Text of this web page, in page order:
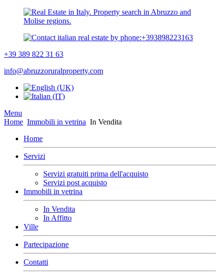
+39 389 822 31 63
info@abruzzoruralproperty.com
Menu
Home Immobili in vetrina In Vendita
Home
Servizi
Servizi gratuiti prima dell'acquisto
Servizi post acquisto
Immobili in vetrina
In Vendita
In Affitto
Ville
Partecipazione
Contatti